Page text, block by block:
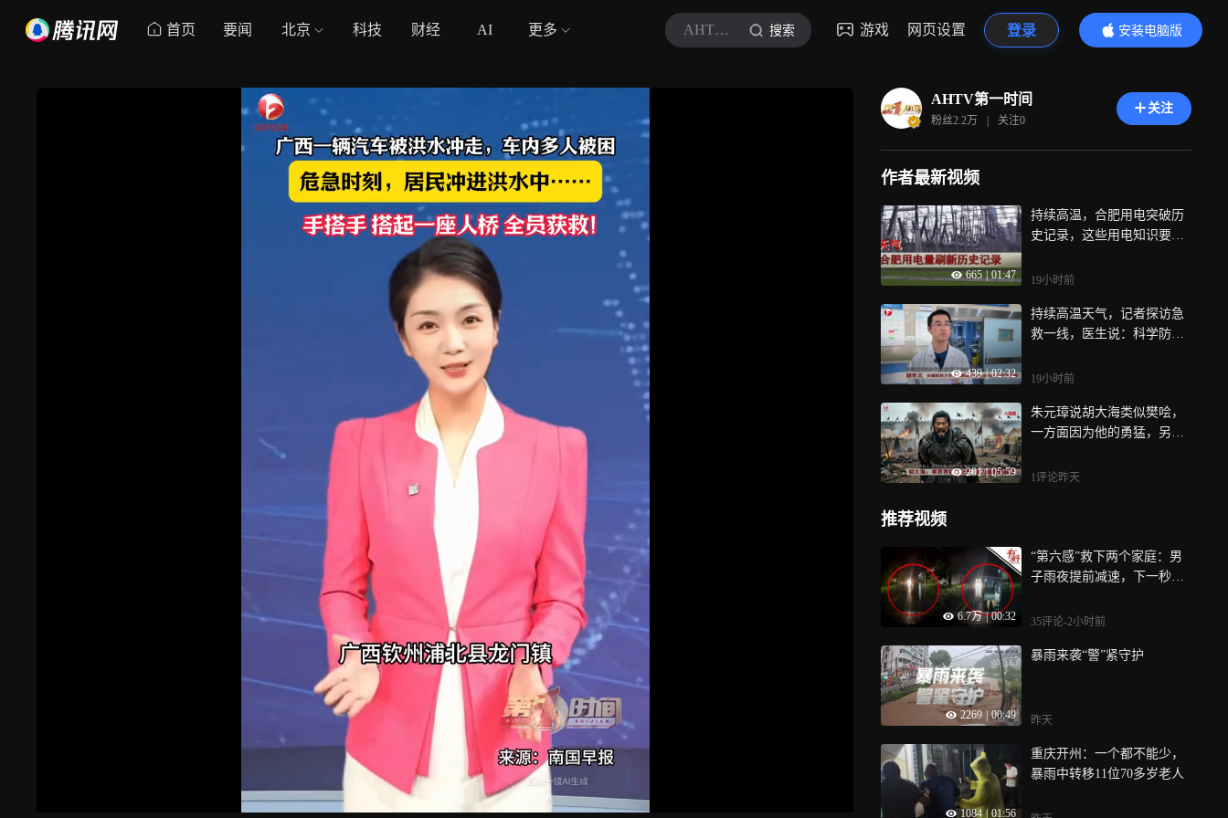
首页 要闻 北京 科技 财经 AI 更多 AHTV第一时间 搜索 游戏 网页设置 登录
安装电脑版
内容更精彩
AHTV第一时间
粉丝2.2万 | 关注0
关注
作者最新视频
665 | 01:47
持续高温，合肥用电突破历
史记录，这些用电知识要掌
19小时前
439 | 02:32
持续高温天气，记者探访急
救一线，医生说：科学防暑
19小时前
201 | 05:59
朱元璋说胡大海类似樊哙，
一方面因为他的勇猛，另一
朴，为人热心忠诚，有汉初
1评论昨天
推荐视频
6.7万 | 00:32
“第六感”救下两个家庭：男
子雨夜提前减速，下一秒避
35评论-2小时前
2269 00:49
暴雨来袭“警”紧守护
昨天
1084 | 01:56
重庆开州：一个都不能少，
暴雨中转移11位70多岁老人